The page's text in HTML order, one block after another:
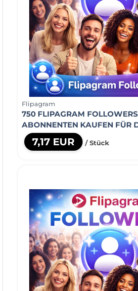
Flipagram
750 FLIPAGRAM
ABONNENTEN KAUFEN FÜR
7,17 EUR / Stück